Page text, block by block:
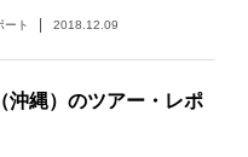
ート 2018.12.09
沖縄）のツアー・レポ